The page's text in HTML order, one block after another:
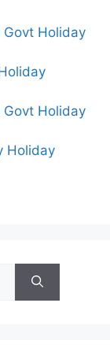
Holiday
Holiday
Holiday